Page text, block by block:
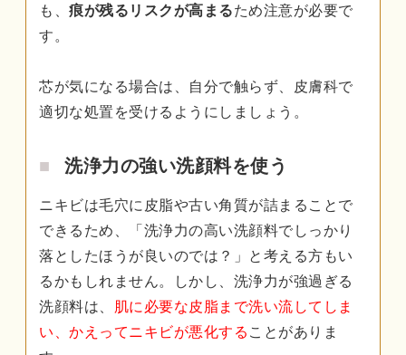
も、 痕が残るリスクが高まるため注意が必要で
す。
芯が気になる場合は、自分で触らず、皮膚科で
適切な処置を受けるようにしましょう。
洗浄力の強い洗顔料を使う
ニキビは毛穴に皮脂や古い角質が詰まることで
できるため、「洗浄力の高い洗顔料でしっかり
落としたほうが良いのでは？」と考える方もい
るかもしれません。しかし、洗浄力が強過ぎる
洗顔料は、 肌に必要な皮脂まで洗い流してしま
い、かえってニキビが悪化する ことがありま